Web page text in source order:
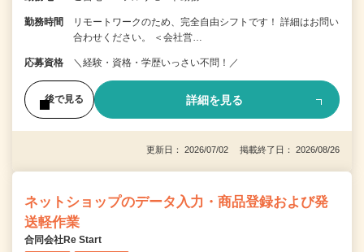
勤務時間
リモートワークのため、完全自由シフトです！ 詳細はお問い
合わせください。 ＜会社営…
応募資格 ＼経験・資格・学歴いっさい不問！／
後で見る 詳細を見る
更新日： 2026/07/02 掲載終了日： 2026/08/26
ネットショップのデータ入力・商品登録および発
送軽作業
合同会社Re Start